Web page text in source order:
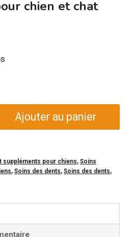
chien et chat
Ajouter au panier
suppléments pour chiens, Soins
, Soins des dents, Soins des dents,